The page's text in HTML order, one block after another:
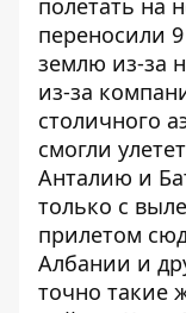
полетать на
переносили
землю из-за
из-за
столичного
смогли
Анталию и
только с
прилетом
Албании и
точно такие